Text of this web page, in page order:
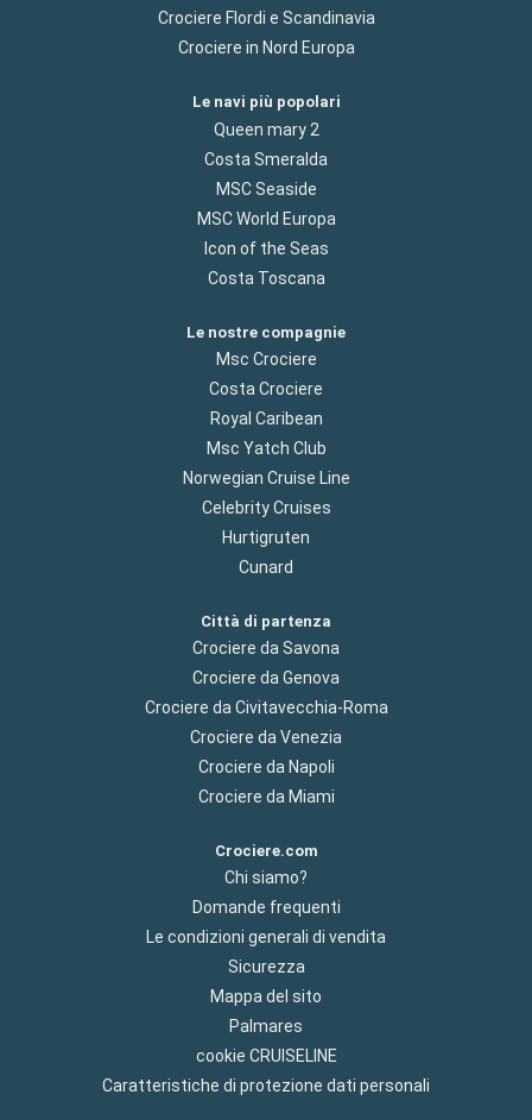
Crociere Flordi e Scandinavia
Crociere in Nord Europa
Le navi più popolari
Queen mary 2
Costa Smeralda
MSC Seaside
MSC World Europa
Icon of the Seas
Costa Toscana
Le nostre compagnie
Msc Crociere
Costa Crociere
Royal Caribean
Msc Yatch Club
Norwegian Cruise Line
Celebrity Cruises
Hurtigruten
Cunard
Città di partenza
Crociere da Savona
Crociere da Genova
Crociere da Civitavecchia-Roma
Crociere da Venezia
Crociere da Napoli
Crociere da Miami
Crociere.com
Chi siamo?
Domande frequenti
Le condizioni generali di vendita
Sicurezza
Mappa del sito
Palmares
cookie CRUISELINE
Caratteristiche di protezione dati personali